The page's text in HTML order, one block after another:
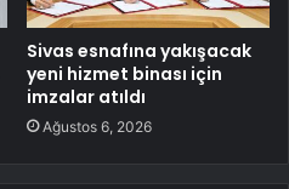
Sivas esnafına yakışacak
yeni hizmet binası için
imzalar atıldı
Ağustos 6, 2026